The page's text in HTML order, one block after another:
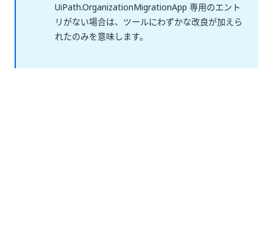
UiPath.OrganizationMigrationApp 専用のエント
リがない場合は、ツールにわずかな改良が加えら
れたのみを意味します。